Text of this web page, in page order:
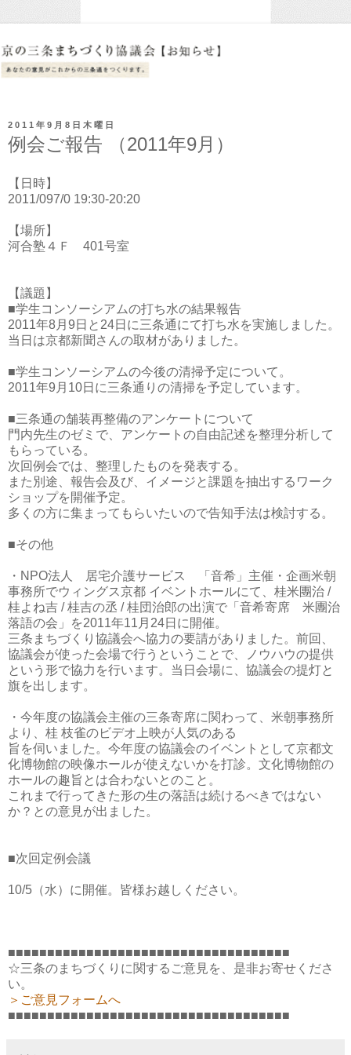
2011年9月8日木曜日
例会ご報告 （2011年9月）
【日時】
2011/097/0 19:30-20:20
【場所】
河合塾４Ｆ 401号室
【議題】
■学生コンソーシアムの打ち水の結果報告
2011年8月9日と24日に三条通にて打ち水を実施しました。
当日は京都新聞さんの取材がありました。
■学生コンソーシアムの今後の清掃予定について。
2011年9月10日に三条通りの清掃を予定しています。
■三条通の舗装再整備のアンケートについて
門内先生のゼミで、アンケートの自由記述を整理分析して
もらっている。
次回例会では、整理したものを発表する。
また別途、報告会及び、イメージと課題を抽出するワーク
ショップを開催予定。
多くの方に集まってもらいたいので告知手法は検討する。
■その他
・NPO法人 居宅介護サービス 「音希」主催・企画米朝
事務所でウィングス京都 イベントホールにて、桂米團治 /
桂よね吉 / 桂吉の丞 / 桂団治郎の出演で「音希寄席 米團治
落語の会」を2011年11月24日に開催。
三条まちづくり協議会へ協力の要請がありました。前回、
協議会が使った会場で行うということで、ノウハウの提供
という形で協力を行います。当日会場に、協議会の提灯と
旗を出します。
・今年度の協議会主催の三条寄席に関わって、米朝事務所
より、桂 枝雀のビデオ上映が人気のある
旨を伺いました。今年度の協議会のイベントとして京都文
化博物館の映像ホールが使えないかを打診。文化博物館の
ホールの趣旨とは合わないとのこと。
これまで行ってきた形の生の落語は続けるべきではない
か？との意見が出ました。
■次回定例会議
10/5（水）に開催。皆様お越しください。
■■■■■■■■■■■■■■■■■■■■■■■■■■■■■■■■■■■■
☆三条のまちづくりに関するご意見を、是非お寄せくださ
い。
＞ご意見フォームへ
■■■■■■■■■■■■■■■■■■■■■■■■■■■■■■■■■■■■